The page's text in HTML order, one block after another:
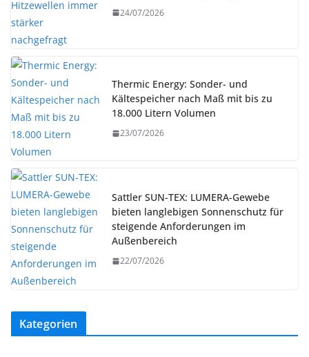
24/07/2026
Thermic Energy: Sonder- und
Kältespeicher nach Maß mit bis zu
18.000 Litern Volumen
23/07/2026
Sattler SUN-TEX: LUMERA-Gewebe
bieten langlebigen Sonnenschutz für
steigende Anforderungen im
Außenbereich
22/07/2026
Kategorien